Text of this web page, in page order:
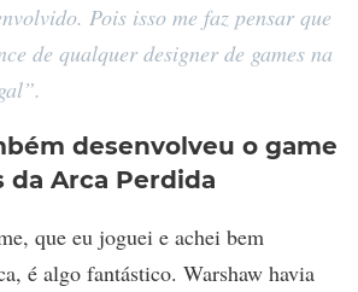
Pois isso me faz pensar que
de qualquer designer de games na
desenvolveu o game
da Arca Perdida
que eu joguei e achei bem
é algo fantástico. Warshaw havia